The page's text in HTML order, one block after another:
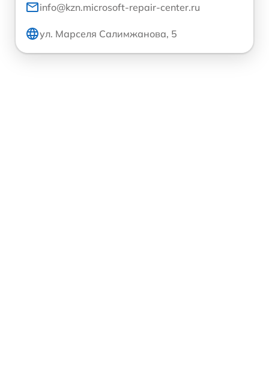
info@kzn.microsoft-repair-center.ru
ул. Марселя Салимжанова, 5